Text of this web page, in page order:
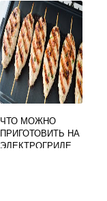
КЕФИРЕ
ЧТО МОЖНО
ПРИГОТОВИТЬ НА
ЭЛЕКТРОГРИЛЕ